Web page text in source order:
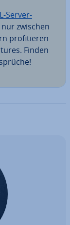
Server-
zwischen
pro­fi­tie­ren
Finden